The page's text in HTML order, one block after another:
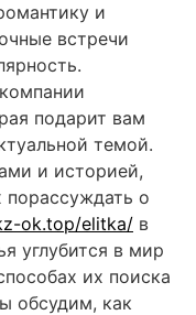
и
встречи
подарит вам
темой.
и историей,
о
ok.top/elitka/ в
углубится в мир
их поиска
обсудим, как